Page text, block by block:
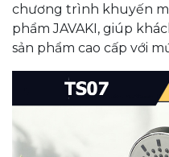
chương trình khuyến
phẩm JAVAKI, giúp
sản phẩm cao cấp với